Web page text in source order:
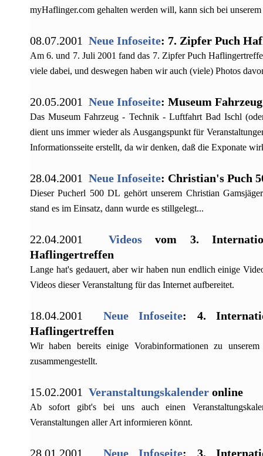
myHaflinger.com gehalten werden will, kann sich bei
08.07.2001 Neue Infoseite: 7. Zipfer Puch
Am 6. und 7. Juli 2001 fand das 7. Zipfer Puch
viele dabei, und deswegen haben wir auch (viele) Photos
20.05.2001 Neue Infoseite: Museum
Das Museum Fahrzeug - Technik - Luftfahrt Bad Ischl
dient uns immer wieder als Ausgangspunkt für
Informationsseite erstellt, da wir denken, daß die Exponate
28.04.2001 Neue Infoseite: Christian's Puch
Dieser Pucherl 500 DL gehört unserem Christian
stand es im Einsatz, dann wurde es stillgelegt...
22.04.2001Videos vom 3.
Haflingertreffen
Lange hat's gedauert, aber wir haben nun endlich einige
Videos dieser Veranstaltung für das Internet aufbereitet.
18.04.2001 Neue Infoseite: 4.
Haflingertreffen
Wir haben bereits einige Vorabinformationen zu
zusammengestellt.
15.02.2001 Veranstaltungskalender online
Ab sofort gibt's bei uns auch einen
Veranstaltungen aller Art informieren könnt.
28.01.2001 Neue Infoseite: 3.